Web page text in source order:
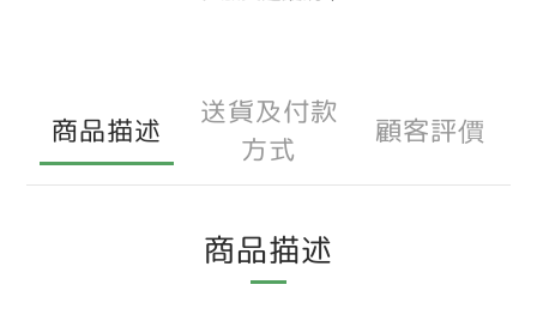
商品描述
送貨及付款
方式
顧客評價
商品描述